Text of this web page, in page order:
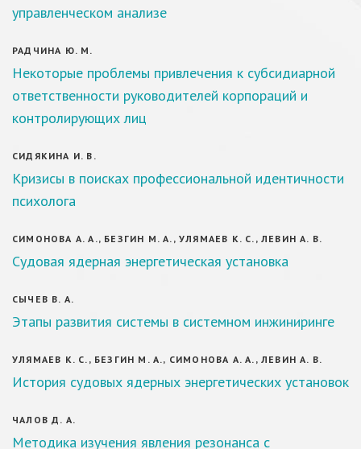
управленческом анализе
РАДЧИНА Ю. М.
Некоторые проблемы привлечения к субсидиарной
ответственности руководителей корпораций и
контролирующих лиц
СИДЯКИНА И. В.
Кризисы в поисках профессиональной идентичности
психолога
СИМОНОВА А. А., БЕЗГИН М. А., УЛЯМАЕВ К. С., ЛЕВИН А. В.
Судовая ядерная энергетическая установка
СЫЧЕВ В. А.
Этапы развития системы в системном инжиниринге
УЛЯМАЕВ К. С., БЕЗГИН М. А., СИМОНОВА А. А., ЛЕВИН А. В.
История судовых ядерных энергетических установок
ЧАЛОВ Д. А.
Методика изучения явления резонанса с